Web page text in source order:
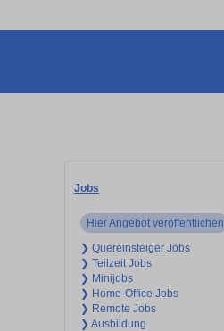
Jobs
Hier Angebot veröffentlichen
❯ Quereinsteiger Jobs
❯ Teilzeit Jobs
❯ Minijobs
❯ Home-Office Jobs
❯ Remote Jobs
❯ Ausbildung